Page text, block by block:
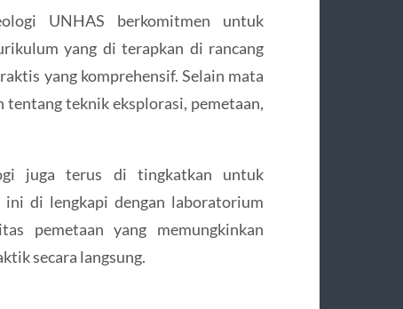
UNHAS berkomitmen untuk
yang di terapkan di rancang
yang komprehensif. Selain mata
tentang teknik eksplorasi, pemetaan,
juga terus di tingkatkan untuk
ini di lengkapi dengan laboratorium
pemetaan yang memungkinkan
secara langsung.